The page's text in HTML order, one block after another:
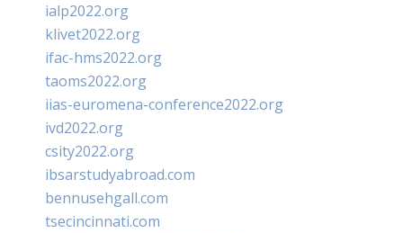
ialp2022.org
klivet2022.org
ifac-hms2022.org
taoms2022.org
iias-euromena-conference2022.org
ivd2022.org
csity2022.org
ibsarstudyabroad.com
bennusehgall.com
tsecincinnati.com